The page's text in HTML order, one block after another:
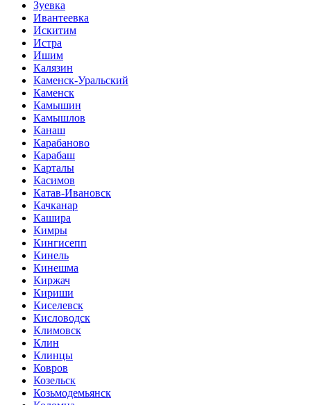
Зуевка
Ивантеевка
Искитим
Истра
Ишим
Калязин
Каменск-Уральский
Каменск
Камышин
Камышлов
Канаш
Карабаново
Карабаш
Карталы
Касимов
Катав-Ивановск
Качканар
Кашира
Кимры
Кингисепп
Кинель
Кинешма
Киржач
Кириши
Киселевск
Кисловодск
Климовск
Клин
Клинцы
Ковров
Козельск
Козьмодемьянск